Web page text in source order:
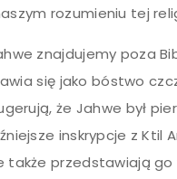
rozumieniu tej
znajdujemy poza
się jako bóstwo
że Jahwe był
inskrypcje z Ktil
także przedstawiają